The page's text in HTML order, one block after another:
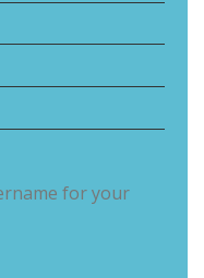
for your